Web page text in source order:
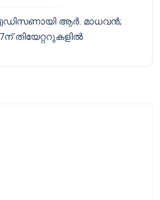
ആർ. മാധവൻ;
തിയേറ്ററുകളിൽ